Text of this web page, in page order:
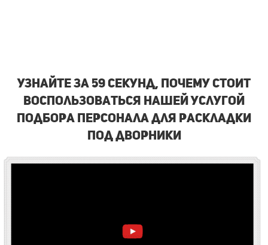
Узнайте за 59 секунд, почему стоит
воспользоваться нашей услугой
подбора персонала для раскладки
под дворники